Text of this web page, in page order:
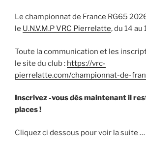
Le championnat de France RG65
le U.N.V.M.P VRC Pierrelatte, du 14 au
Toute la communication et les
le site du club : https://vrc-
pierrelatte.com/championnat-de-
Inscrivez -vous dès maintenant il
places !
Cliquez ci dessous pour voir la suite …